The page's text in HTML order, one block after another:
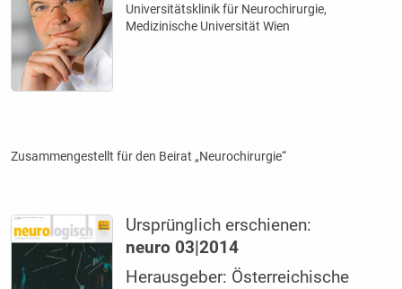
Universitätsklinik für Neurochirurgie,
Medizinische Universität Wien
Zusammengestellt für den Beirat „Neurochirurgie“
Ursprünglich erschienen:
neuro 03|2014
Herausgeber: Österreichische